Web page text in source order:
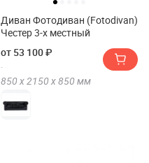
Диван Фотодиван (Fotodivan)
Честер 3-х местный
от 53 100 ₽
850 х2150 х850 мм